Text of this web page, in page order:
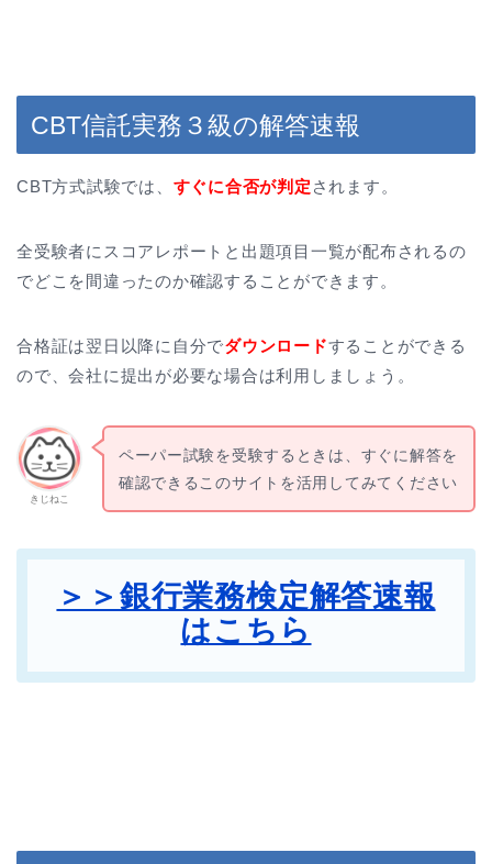
CBT信託実務３級の解答速報
CBT方式試験では、 すぐに合否が判定 されます。
全受験者にスコアレポートと出題項目一覧が配布されるの
でどこを間違ったのか確認することができます。
合格証は翌日以降に自分でダウンロードすることができる
ので、会社に提出が必要な場合は利用しましょう。
きじねこ
ペーパー試験を受験するときは、すぐに解答を
確認できるこのサイトを活用してみてください
＞＞銀行業務検定解答速報
はこちら